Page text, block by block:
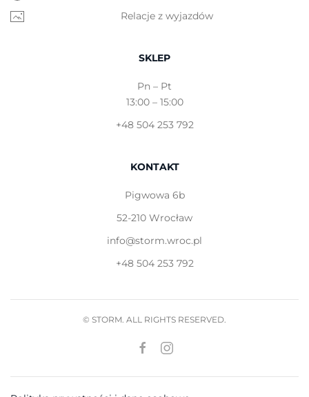
Relacje z wyjazdów
SKLEP
Pn – Pt
13:00 – 15:00
+48 504 253 792
KONTAKT
Pigwowa 6b
52-210 Wrocław
info@storm.wroc.pl
+48 504 253 792
© STORM. ALL RIGHTS RESERVED.